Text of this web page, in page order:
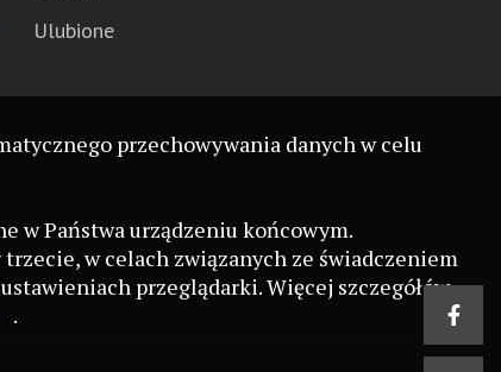
Ulubione
przechowywania danych w celu
w Państwa urządzeniu końcowym.
w celach związanych ze świadczeniem
przeglądarki. Więcej szczegółów
.